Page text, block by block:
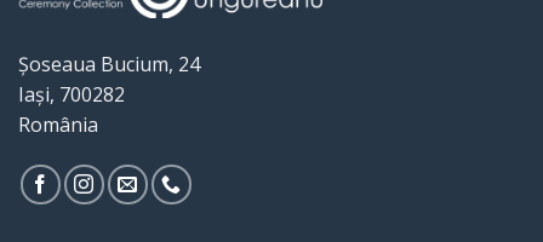
Șoseaua Bucium, 24
Iași, 700282
România